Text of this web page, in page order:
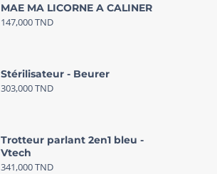
MAE MA LICORNE A CALINER
147,000TND
Stérilisateur - Beurer
303,000TND
Trotteur parlant 2en1 bleu -
Vtech
341,000TND